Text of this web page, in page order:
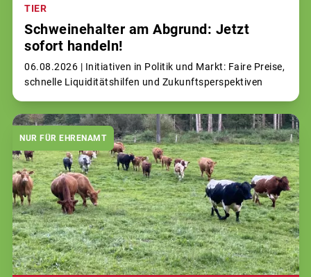
TIER
Schweinehalter am Abgrund: Jetzt
sofort handeln!
06.08.2026 | Initiativen in Politik und Markt: Faire Preise,
schnelle Liquiditätshilfen und Zukunftsperspektiven
NUR FÜR EHRENAMT